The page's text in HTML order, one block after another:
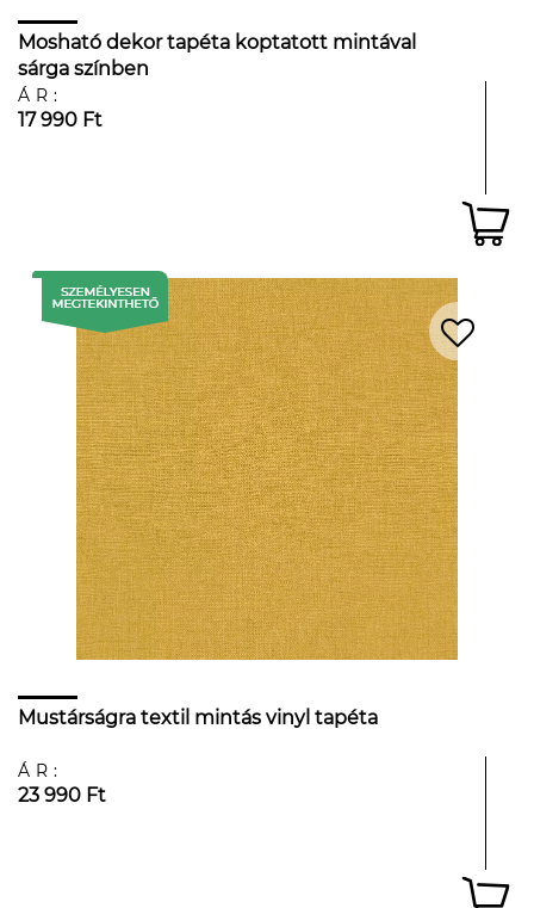
Mosható dekor tapéta koptatott mintával
sárga színben
ÁR:
17 990 Ft
Mustárságra textil mintás vinyl tapéta
ÁR:
23 990 Ft